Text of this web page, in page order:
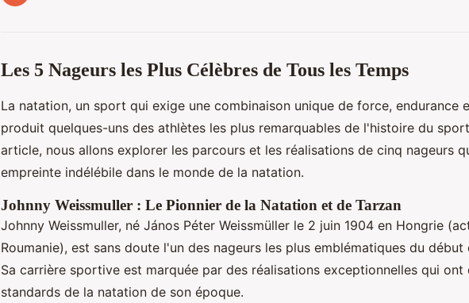
Les 5 Nageurs les Plus Célèbres de Tous les Temps
La natation, un sport qui exige une combinaison unique de force, endurance
produit quelques-uns des athlètes les plus remarquables de l'histoire du
article, nous allons explorer les parcours et les réalisations de cinq nageurs
empreinte indélébile dans le monde de la natation.
Johnny Weissmuller : Le Pionnier de la Natation et de Tarzan
Johnny Weissmuller, né János Péter Weissmüller le 2 juin 1904 en Hongrie
Roumanie), est sans doute l'un des nageurs les plus emblématiques du début
Sa carrière sportive est marquée par des réalisations exceptionnelles qui ont
standards de la natation de son époque.